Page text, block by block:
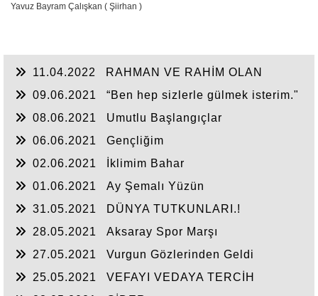
Yavuz Bayram Çalışkan ( Şiirhan )
11.04.2022
RAHMAN VE RAHİM OLAN
09.06.2021
“Ben hep sizlerle gülmek isterim."
08.06.2021
Umutlu Başlangıçlar
06.06.2021
Gençliğim
02.06.2021
İklimim Bahar
01.06.2021
Ay Şemalı Yüzün
31.05.2021
DÜNYA TUTKUNLARI.!
28.05.2021
Aksaray Spor Marşı
27.05.2021
Vurgun Gözlerinden Geldi
25.05.2021
VEFAYI VEDAYA TERCİH